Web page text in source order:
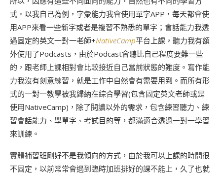
式。以我自己為例，字彙能力我會使用單字APP，每天都會使
用APP來看一些新字或者是複習不熟悉的單字；會話能力我透
過固定的英文一對一老師+NativeCamp平台上課，聽力我有額
外使用了Podcasts，由於Podcast會聽比自己程度要難一些
的，跟老師上課相對會比較接近自己當前狀態的難度。寫作能
力我沒有刻意練習，就是工作中自然會有需要用到。而所有形
式的一對一教學被我歸納在綜合學習(包含固定英文老師或是
使用NativeCamp)，除了閱讀以外的需求，包含練習聽力、練
習會話能力、學單字、考試目的等，都滿適合透過一對一學習
來訓練。
實體補習班剛好不是我傾向的方式，由於我可以上課的時間很
不固定，以前常常會遇到臨時加班排好的課不能上，久了也就